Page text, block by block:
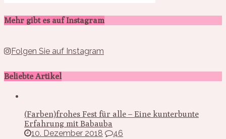
Mehr gibt es auf Instagram
Folgen Sie auf Instagram
Beliebte Artikel
(Farben)frohes Fest für alle – Eine kunterbunte
Erfahrung mit Babauba
10. Dezember 2018
46